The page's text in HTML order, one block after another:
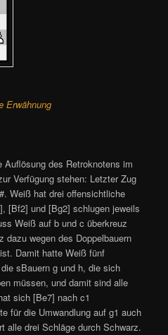
Erwähnung
des Retroknotens im
Verfügung stehen: Letzter Zug
Weiß hat drei offensichtliche
[Bf2] und [Bg2] schlugen jeweils
Weiß auf b und c überkreuz
dazu wegen des Doppelbauern
Damit hatte Weiß fünf
sBauern g und h, die sich
müssen, und damit sind alle
sich [Be7] nach c1
für die Umwandlung auf g1 auch
alle drei Schläge durch Schwarz.